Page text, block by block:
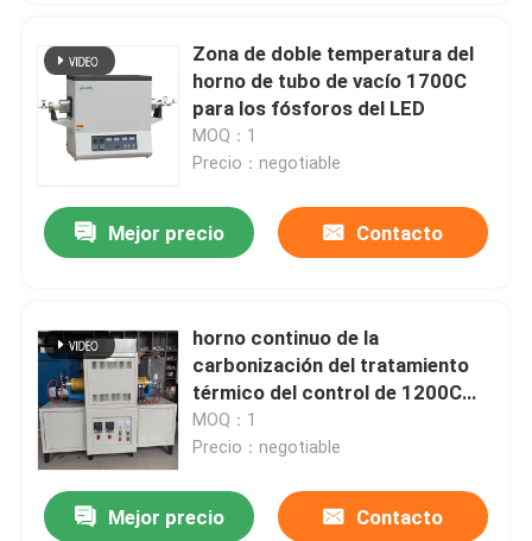
Zona de doble temperatura del
horno de tubo de vacío 1700C
para los fósforos del LED
MOQ：1
Precio：negotiable
Mejor precio Contacto
horno continuo de la
carbonización del tratamiento
térmico del control de 1200C
PID con tres zonas de
temperatura
MOQ：1
Precio：negotiable
Mejor precio Contacto